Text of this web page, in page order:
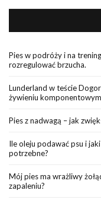
Pies w podróży i na
rozregulować brzucha.
Lunderland w teście
żywieniu
Pies z nadwagą – jak
Ile oleju podawać psu i
potrzebne?
Mój pies ma wrażliwy
zapaleniu?